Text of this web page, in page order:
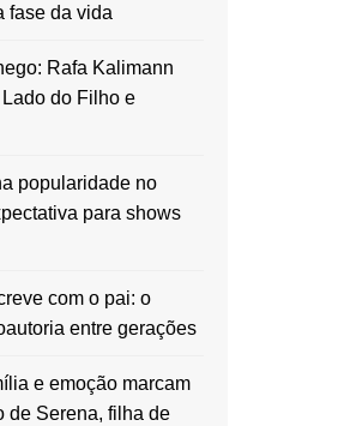
fase da vida
Rafa Kalimann
do Filho e
popularidade no
para shows
com o pai: o
entre gerações
e emoção marcam
de Serena, filha de